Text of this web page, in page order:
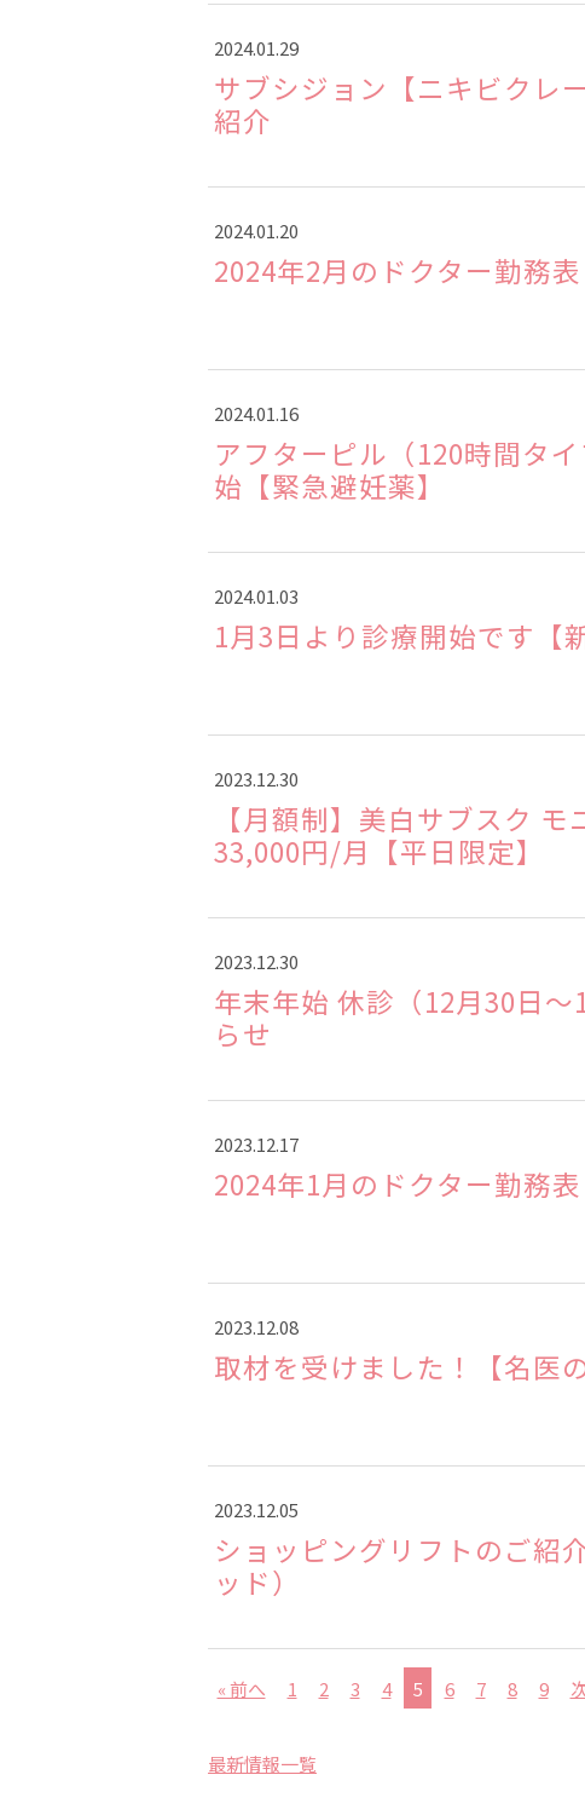
2024.01.29
サブシジョン【ニキビクレ
紹介
2024.01.20
2024年2月のドクター勤務表
2024.01.16
アフターピル（120時間タ
始【緊急避妊薬】
2024.01.03
1月3日より診療開始です【
2023.12.30
【月額制】美白サブスク モ
33,000円/月【平日限定】
2023.12.30
年末年始 休診（12月30日～
らせ
2023.12.17
2024年1月のドクター勤務表
2023.12.08
取材を受けました！【名医
2023.12.05
ショッピングリフトのご紹
ッド）
« 前へ 1 2 3 4 5 6 7 8 9
最新情報一覧